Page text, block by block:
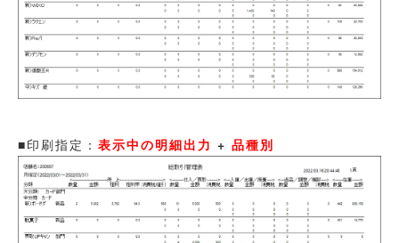
■印刷指定： 表示中の明細出力 + 品種別